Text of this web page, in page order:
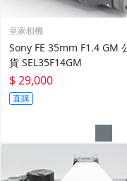
皇家相機
Sony FE 35mm F1.4 GM
貨 SEL35F14GM
$ 29,000
直購